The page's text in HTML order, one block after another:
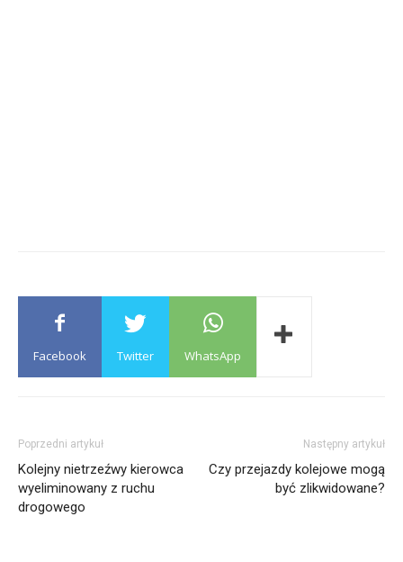
Facebook Twitter WhatsApp
Poprzedni artykuł
Kolejny nietrzeźwy kierowca
wyeliminowany z ruchu
drogowego
Następny artykuł
Czy przejazdy kolejowe mogą
być zlikwidowane?